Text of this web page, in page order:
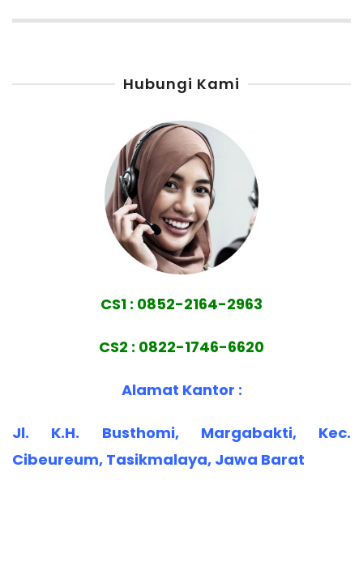
Hubungi Kami
CS1 : 0852-2164-2963
CS2 : 0822-1746-6620
Alamat Kantor :
Jl. K.H. Busthomi, Margabakti, Kec.
Cibeureum, Tasikmalaya, Jawa Barat